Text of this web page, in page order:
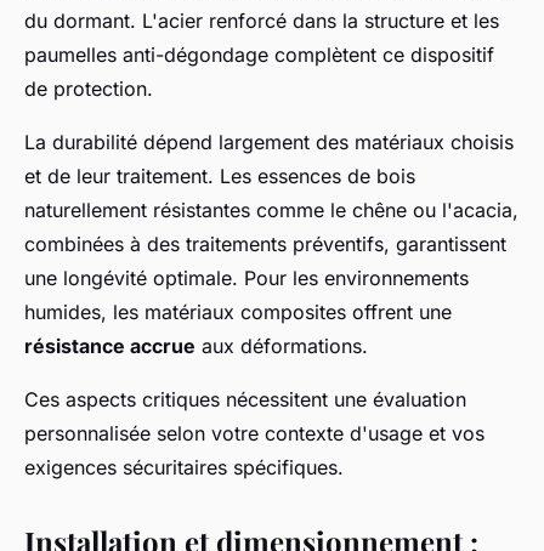
du dormant. L'acier renforcé dans la structure et les
paumelles anti-dégondage complètent ce dispositif
de protection.
La durabilité dépend largement des matériaux choisis
et de leur traitement. Les essences de bois
naturellement résistantes comme le chêne ou l'acacia,
combinées à des traitements préventifs, garantissent
une longévité optimale. Pour les environnements
humides, les matériaux composites offrent une
résistance accrue aux déformations.
Ces aspects critiques nécessitent une évaluation
personnalisée selon votre contexte d'usage et vos
exigences sécuritaires spécifiques.
Installation et dimensionnement :